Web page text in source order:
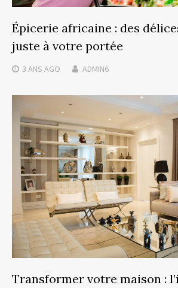
Épicerie africaine : des
juste à votre portée
3 ANS AGO ADMIN6
Transformer votre maison :